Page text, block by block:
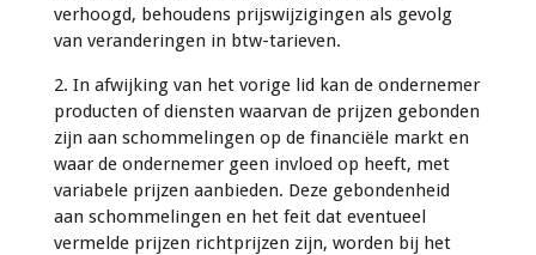
verhoogd, behoudens prijswijzigingen als gevolg
van veranderingen in btw-tarieven.
2. In afwijking van het vorige lid kan de ondernemer
producten of diensten waarvan de prijzen gebonden
zijn aan schommelingen op de financiële markt en
waar de ondernemer geen invloed op heeft, met
variabele prijzen aanbieden. Deze gebondenheid
aan schommelingen en het feit dat eventueel
vermelde prijzen richtprijzen zijn, worden bij het